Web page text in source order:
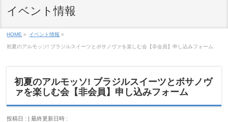
イベント情報
HOME » イベント情報 »
初夏のアルモッソ! ブラジルスイーツとボサノヴァを楽しむ会【非会員】申し込みフォーム
初夏のアルモッソ! ブラジルスイーツとボサノヴ
ァを楽しむ会【非会員】申し込みフォーム
投稿日 : 最終更新日時 :